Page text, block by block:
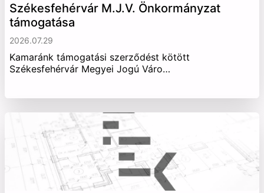
Székesfehérvár M.J.V. Önkormányzat
támogatása
2026.07.29
Kamaránk támogatási szerződést kötött
Székesfehérvár Megyei Jogú Váro…